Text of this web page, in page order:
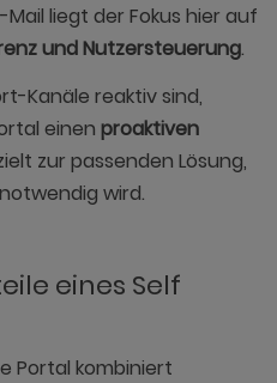
liegt der Fokus hier auf
und Nutzersteuerung.
Kanäle reaktiv sind,
einen proaktiven
zur passenden Lösung,
wird.
eines Self
Portal kombiniert